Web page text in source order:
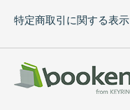
特定商取引に関する表示